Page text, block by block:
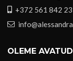
+372 561 842 23
OLEME AVATUD